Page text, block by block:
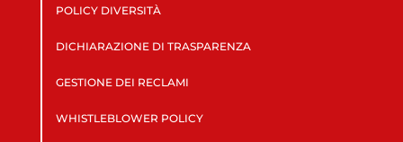
POLICY DIVERSITÀ
DICHIARAZIONE DI TRASPARENZA
GESTIONE DEI RECLAMI
WHISTLEBLOWER POLICY